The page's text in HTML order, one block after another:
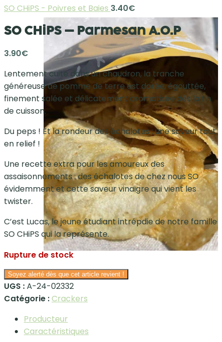
SO CHiPS - Poivres et Baies 3.40€
SO CHiPS – Parmesan A.O.P
3.90€
Lentement cuite dans un chaudron, la tranche
généreuse de pomme de terre est dorée, égouttée,
finement salée et délicatement aromatisée dès la fin
de cuisson.
Du peps ! Et la rondeur des échalotes : une saveur tout
en relief !
Une recette extra pour les amoureux des
assaisonnements : des échalotes de chez nous SO
évidemment et cette saveur vinaigre qui vient les
twister.
C’est Lucas, le jeune étudiant intrépdie de notre famille
SO CHiPS qui la représente.
Rupture de stock
Soyez alerté dès que cet article revient !
UGS :A-24-02332
Catégorie :Crackers
Producteur
Caractéristiques